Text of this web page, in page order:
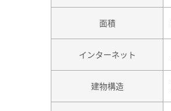
面積
インターネット
建物構造